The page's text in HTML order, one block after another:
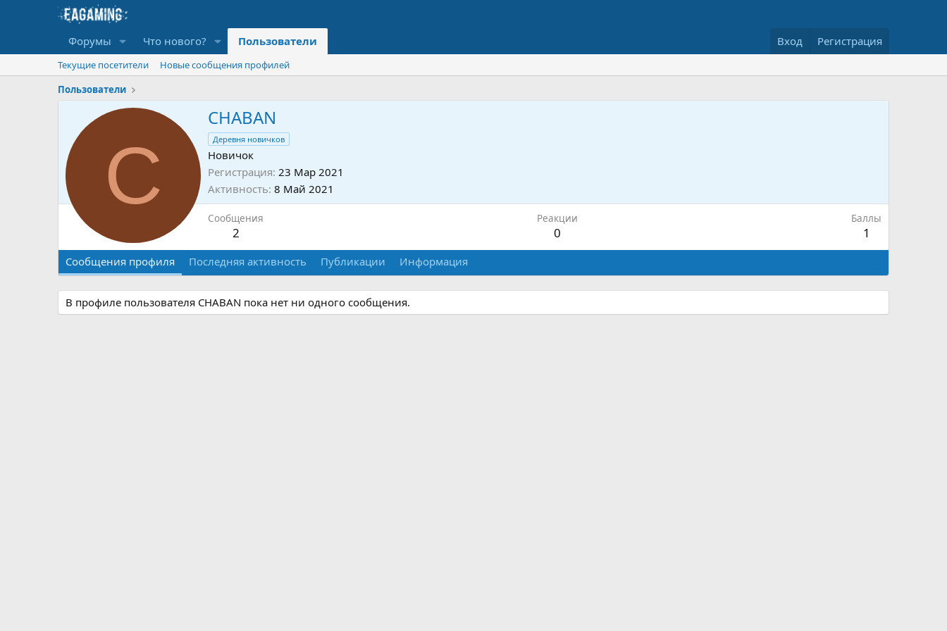
Форумы Что нового? Пользователи Вход Регистрация
Текущие посетители
Новые сообщения профилей
Пользователи
C
CHABAN
Деревня новичков
Новичок
Регистрация 23 Мар 2021
Активность 8 Май 2021
Сообщения
2
Реакции
0
Баллы
1
Сообщения профиля Последняя активность Публикации Информация
В профиле пользователя CHABAN пока нет ни одного сообщения.